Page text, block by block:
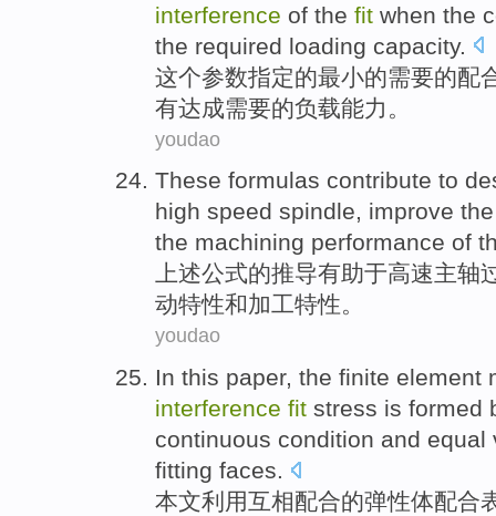
interference of the fit when the
the required loading capacity.
这个参数指定的最小的需要的配
有达成需要的负载能力 。
youdao
These formulas contribute to
high speed spindle, improve
the machining performance of
上述公式的推导有助于高速主轴
动特性和加工特性。
youdao
In this paper, the finite element
interference fit stress is formed
continuous condition and equal
fitting faces.
本文利用互相配合的弹性体配合